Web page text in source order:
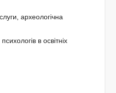
археологічна
в освітніх